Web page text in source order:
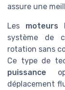
assure une
Les moteurs
système de
rotation sans
Ce type de
puissance
déplacement